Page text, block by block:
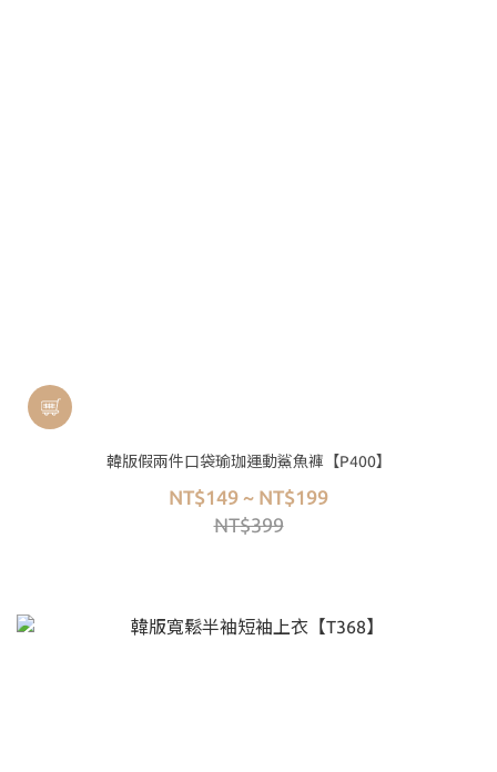
韓版假兩件口袋瑜珈運動鯊魚褲【P400】
NT$149 ~ NT$199
NT$399